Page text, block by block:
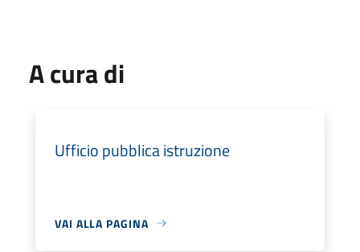
A cura di
Ufficio pubblica istruzione
VAI ALLA PAGINA